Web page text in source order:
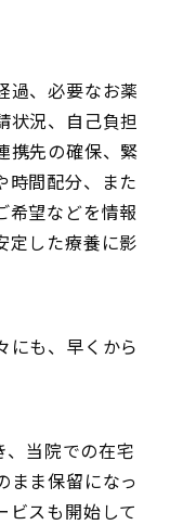
過、必要なお薬
状況、自己負担
携先の確保、緊
時間配分、また
希望などを情報
定した療養に影
にも、早くから
当院での在宅
まま保留になっ
ビスも開始して